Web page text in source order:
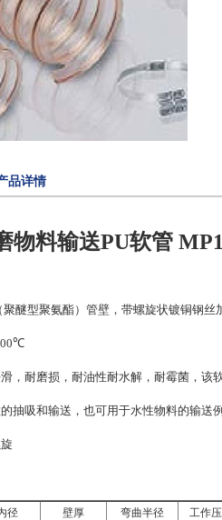
品详情
物料输送PU软管
聚醚型聚氨酯）管壁，带螺旋状镀铜钢丝
℃
，耐磨损，耐油性耐水解，耐霉菌，该
抽吸和输送，也可用于水性物料的输送
径 壁厚 弯曲半径 工作